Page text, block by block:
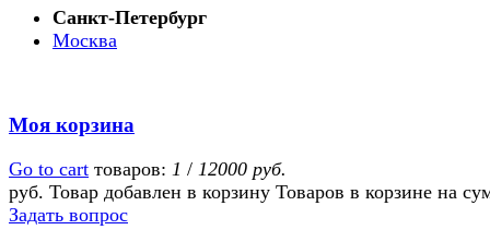
Санкт-Петербург
Москва
Моя корзина
Go to cart товаров: 1 / 12000 руб.
руб. Товар добавлен в корзину Товаров в корзине на
Задать вопрос